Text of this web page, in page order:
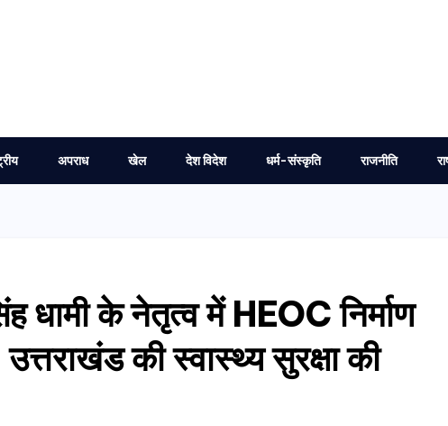
अपराध खेल देश विदेश धर्म-संस्कृति राजनीति
धामी के नेतृत्व में HEOC निर्माण
की स्वास्थ्य सुरक्षा की